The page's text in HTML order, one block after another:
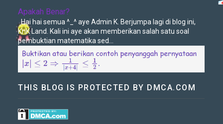
Apakah Benar?
Hai hai semua ^_^ aye Admin K. Berjumpa lagi di blog ini,
KnK Land. Kali ini aye akan memberikan salah satu soal
pembuktian matematika sed...
THIS BLOG IS PROTECTED BY DMCA.COM